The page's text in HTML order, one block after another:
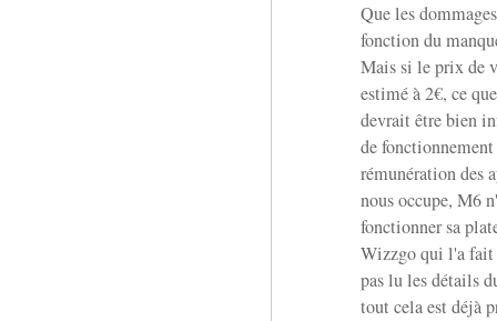
Que les
fonction du
Mais si le prix de
estimé à 2€, ce
devrait être bien
de
rémunération des
nous occupe, M6
fonctionner sa
Wizzgo qui l'a fait
pas lu les détails
tout cela est déjà